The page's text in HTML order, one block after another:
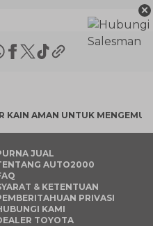
KAIN AMAN UNTUK
×
JUAL
AUTO2000
& KETENTUAN
PRIVASI
KAMI
TOYOTA